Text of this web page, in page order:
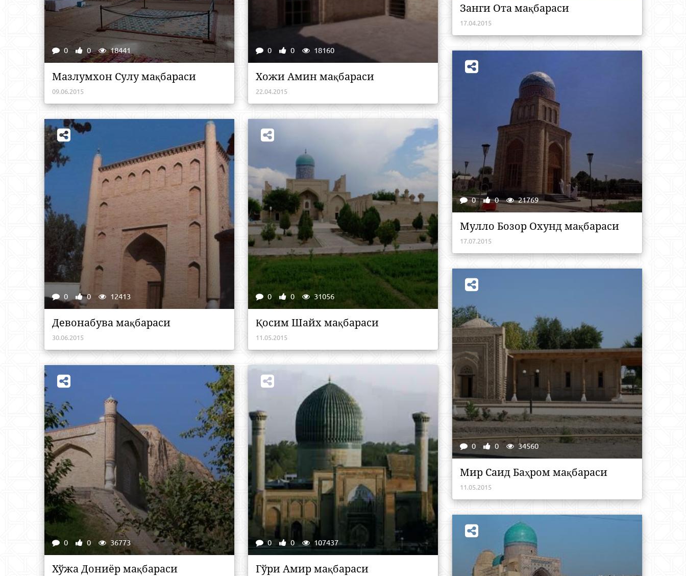
Занги Ота мақбараси
17.04.2015
0 0 18441
Мазлумхон Сулу мақбараси
09.06.2015
0 0 18160
Хожи Амин мақбараси
22.04.2015
0 0 21769
Мулло Бозор Охунд мақбараси
17.07.2015
0 0 12413
Девонабува мақбараси
30.06.2015
0 0 31056
Қосим Шайх мақбараси
11.05.2015
0 0 34560
Мир Саид Баҳром мақбараси
11.05.2015
0 0 36773
Хўжа Дониёр мақбараси
0 0 107437
Гўри Амир мақбараси